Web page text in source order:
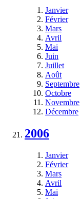
Janvier
Février
Mars
Avril
Mai
Juin
Juillet
Août
Septembre
Octobre
Novembre
Décembre
2006
Janvier
Février
Mars
Avril
Mai